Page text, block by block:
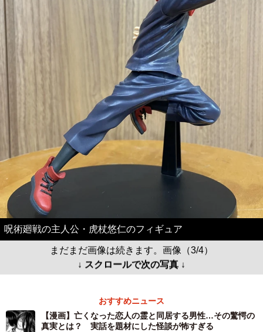
呪術廻戦の主人公・虎杖悠仁のフィギュア
まだまだ画像は続きます。画像（3/4）
↓ スクロールで次の写真 ↓
おすすめニュース
【漫画】亡くなった恋人の霊と同居する男性…その驚愕の
真実とは？ 実話を題材にした怪談が怖すぎる